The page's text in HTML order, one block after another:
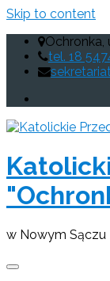
Skip to content
Ochronka,
tel. 18
w Nowym Sączu